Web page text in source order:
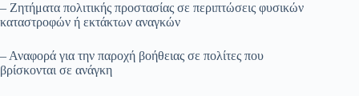
– Ζητήματα πολιτικής προστασίας σε περιπτώσεις φυσικών
καταστροφών ή εκτάκτων αναγκών
– Αναφορά για την παροχή βοήθειας σε πολίτες που
βρίσκονται σε ανάγκη